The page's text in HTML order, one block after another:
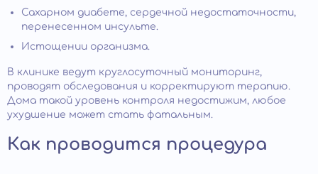
Сахарном диабете, сердечной недостаточности,
перенесенном инсульте.
Истощении организма.
В клинике ведут круглосуточный мониторинг,
проводят обследования и корректируют терапию.
Дома такой уровень контроля недостижим, любое
ухудшение может стать фатальным.
Как проводится процедура